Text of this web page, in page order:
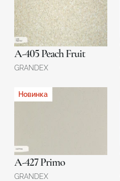
A-405 Peach Fruit
GRANDEX
Новинка
A-427 Primo
GRANDEX